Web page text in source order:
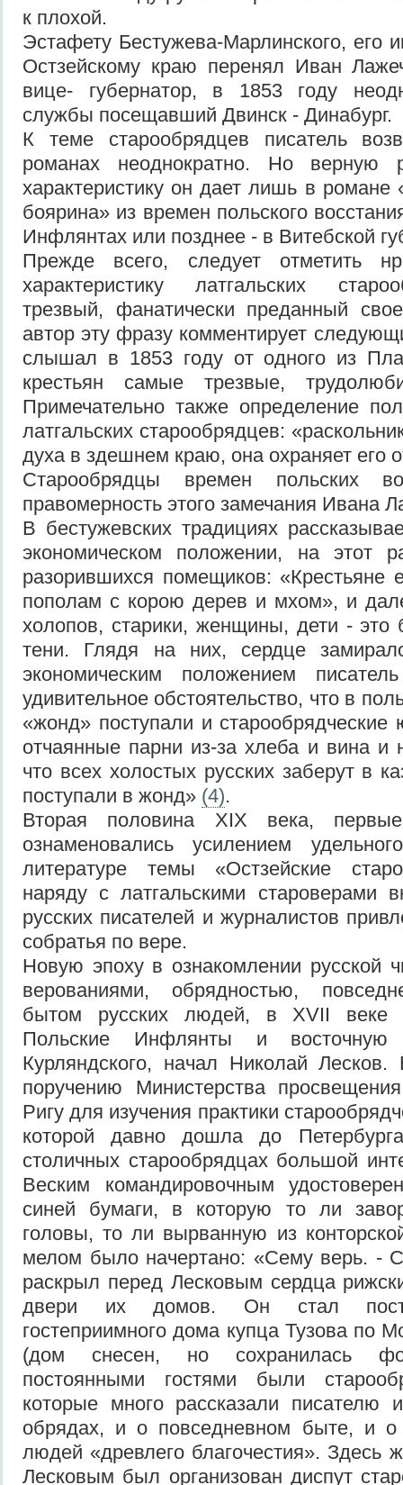
к плохой.
Эстафету Бестужева-Марлинского, его
Остзейскому краю перенял Иван
вице- губернатор, в 1853 году
службы посещавший Двинск - Динабург.
К теме старообрядцев писатель
романах неоднократно. Но верную
характеристику он дает лишь в романе
боярина» из времен польского
Инфлянтах или позднее - в Витебской
Прежде всего, следует отметить
характеристику латгальских
трезвый, фанатически преданный
автор эту фразу комментирует
слышал в 1853 году от одного из
крестьян самые трезвые,
Примечательно также определение
латгальских старообрядцев:
духа в здешнем краю, она охраняет его
Старообрядцы времен польских
правомерность этого замечания Ивана
В бестужевских традициях
экономическом положении, на этот
разорившихся помещиков: «Крестьяне
пополам с корою дерев и мхом», и
холопов, старики, женщины, дети -
тени. Глядя на них, сердце
экономическим положением
удивительное обстоятельство, что в
«жонд» поступали и
отчаянные парни из-за хлеба и вина и
что всех холостых русских заберут в
поступали в жонд» (4).
Вторая половина XIX века,
ознаменовались усилением
литературе темы «Остзейские
наряду с латгальскими староверами
русских писателей и журналистов
собратья по вере.
Новую эпоху в ознакомлении русской
верованиями, обрядностью,
бытом русских людей, в XVII веке
Польские Инфлянты и восточную
Курляндского, начал Николай
поручению Министерства
Ригу для изучения практики
которой давно дошла до
столичных старообрядцах большой
Веским командировочным
синей бумаги, в которую то ли
головы, то ли вырванную из
мелом было начертано: «Сему верь. -
раскрыл перед Лесковым сердца
двери их домов. Он стал
гостеприимного дома купца Тузова по
(дом снесен, но сохранилась
постоянными гостями были
которые много рассказали
обрядах, и о повседневном быте, и о
людей «древлего благочестия». Здесь
Лесковым был организован диспут